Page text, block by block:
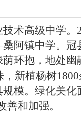
术高级中学。
阿镇中学。冠
环抱，地处
新植杨树
模。绿化美
和加强。